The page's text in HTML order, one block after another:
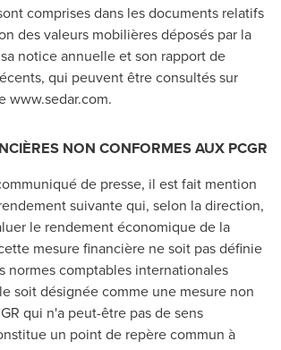
comprises dans les documents relatifs
des valeurs mobilières déposés par la
notice annuelle et son rapport de
qui peuvent être consultés sur
www.sedar.com.
NON CONFORMES AUX PCGR
de presse, il est fait mention
suivante qui, selon la direction,
le rendement économique de la
mesure financière ne soit pas définie
normes comptables internationales
soit désignée comme une mesure non
qui n'a peut-être pas de sens
un point de repère commun à